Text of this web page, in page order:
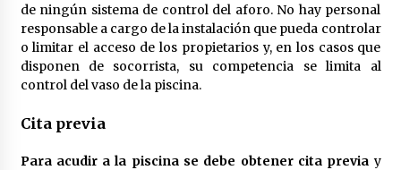
La Feria de Abril de Sevilla será un 25% más
cara por la crisis mundial
18 de abril de 2022
de ningún sistema de control del aforo. No hay personal
responsable a cargo de la instalación que pueda controlar
o limitar el acceso de los propietarios y, en los casos que
disponen de socorrista, su competencia se limita al
control del vaso de la piscina.
Cita previa
Para acudir a la piscina se debe obtener cita previay